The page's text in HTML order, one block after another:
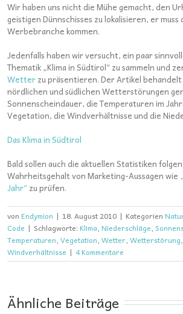
Wir haben uns nicht die Mühe gemacht, den
geistigen Dünnschisses zu lokalisieren, er
Werbebranche kommen.
Jedenfalls haben wir versucht, ein paar
Thematik „Klima in Südtirol“ zu sammeln und
Wetterzu präsentieren. Der Artikel behandelt
nördlichen und südlichen Wetterstörungen
Sonnenscheindauer, die Temperaturen im
Vegetation, die Windverhältnisse und die
Das Klima in Südtirol
Bald sollen auch die aktuellen Statistiken
Wahrheitsgehalt von Marketing-Aussagen wie
Jahr“zu prüfen.
von Endymion | 18. August 2010 | Kategorien
Code | Schlagworte: Klima, Niederschläge,
Temperaturen, Vegetation, Wetter, Wetterstörung,
Windverhältnisse | 4 Kommentare
Ähnliche Beiträge